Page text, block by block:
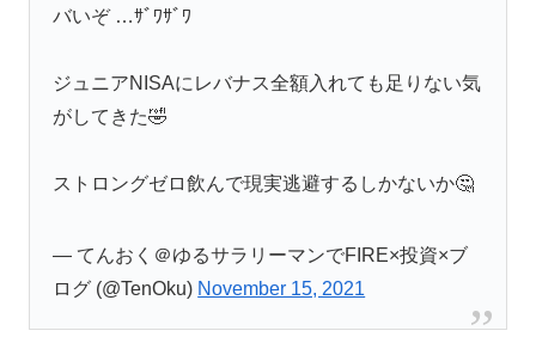
バいぞ …ｻﾞﾜｻﾞﾜ
ジュニアNISAにレバナス全額入れても足りない気
がしてきた🤣
ストロングゼロ飲んで現実逃避するしかないか🤔
— てんおく＠ゆるサラリーマンでFIRE×投資×ブ
ログ (@TenOku) November 15, 2021